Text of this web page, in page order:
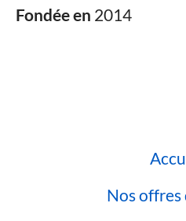
Fondée en 2014
Nos offres